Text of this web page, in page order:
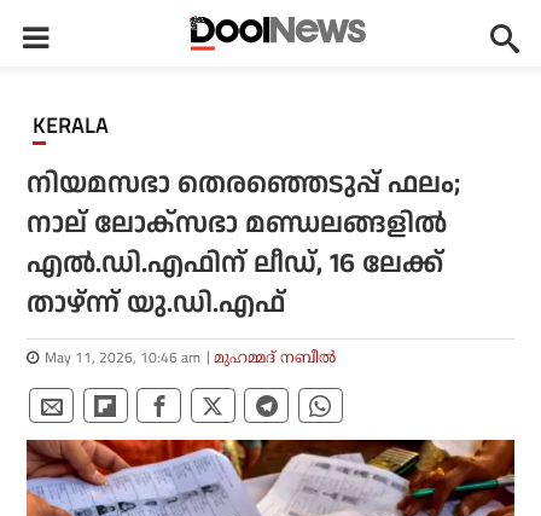
KERALA
നിയമസഭാ തെരഞ്ഞെടുപ്പ് ഫലം;
നാല് ലോക്സഭാ മണ്ഡലങ്ങളിൽ
എൽ.ഡി.എഫിന് ലീഡ്, 16 ലേക്ക്
താഴ്ന്ന് യു.ഡി.എഫ്
May 11, 2026, 10:46 am മുഹമ്മദ് നബീല്‍